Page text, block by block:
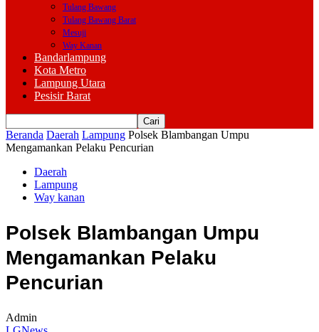
Tulang Bawang
Tulang Bawang Barat
Mesuji
Way Kanan
Bandarlampung
Kota Metro
Lampung Utara
Pesisir Barat
Beranda Daerah Lampung Polsek Blambangan Umpu
Mengamankan Pelaku Pencurian
Daerah
Lampung
Way kanan
Polsek Blambangan Umpu
Mengamankan Pelaku
Pencurian
Admin